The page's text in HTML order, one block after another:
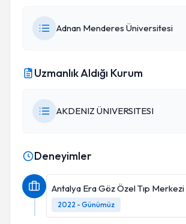
Adnan Menderes Üniversitesi
Uzmanlık Aldığı Kurum
AKDENIZ ÜNIVERSITESI
Deneyimler
Antalya Era Göz Özel Tıp Merkezi
2022 - Günümüz